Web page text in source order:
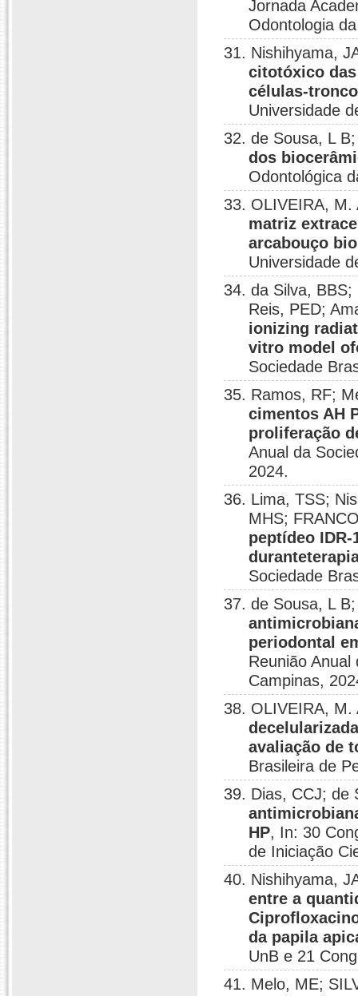
Jornada
Odontologia
31. Nishihyama,
citotóxico
células-
Universidade
32. de Sousa, L
dos
Odontológica
33. OLIVEIRA,
matriz
arcabouço
Universidade
34. da Silva,
Reis, PED;
ionizing
vitro model
Sociedade
35. Ramos, RF;
cimentos AH
proliferação
Anual da
2024.
36. Lima, TSS;
MHS;
peptídeo
Sociedade
37. de Sousa, L
periodontal
Reunião
Campinas,
38. OLIVEIRA,
avaliação de
Brasileira de
39. Dias, CCJ; de
HP, In: 30
de Iniciação
40. Nishihyama,
entre a
da papila
UnB e 21
41. Melo, ME;